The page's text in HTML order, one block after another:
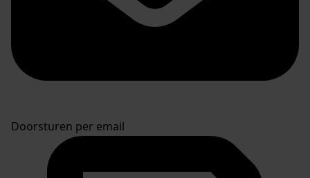
Doorsturen per email